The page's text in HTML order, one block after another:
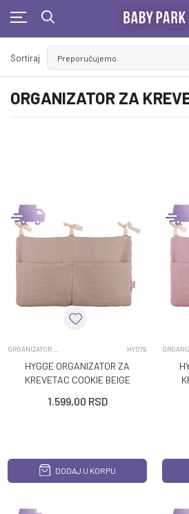
KUPUJTE BEZ
- DO 12 RATA BEZ
ORGANIZATOR ZA
Sortiraj
HY079
HYGGE ORGANIZATOR ZA
KREVETAC COOKIE BEIGE
1.599,00 RSD
DODAJ U KORPU